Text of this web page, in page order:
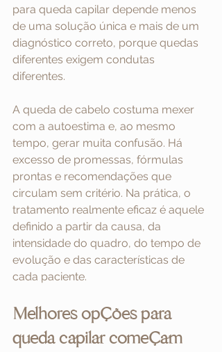
para queda capilar depende menos
de uma solução única e mais de um
diagnóstico correto, porque quedas
diferentes exigem condutas
diferentes.
A queda de cabelo costuma mexer
com a autoestima e, ao mesmo
tempo, gerar muita confusão. Há
excesso de promessas, fórmulas
prontas e recomendações que
circulam sem critério. Na prática, o
tratamento realmente eficaz é aquele
definido a partir da causa, da
intensidade do quadro, do tempo de
evolução e das características de
cada paciente.
Melhores opções para
queda capilar começam